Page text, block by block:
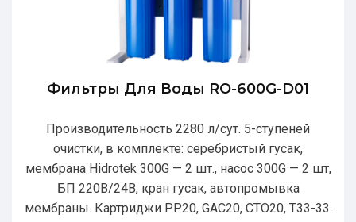
Фильтры Для Воды RO-600G-D01
Производительность 2280 л/сут. 5-ступеней
очистки, в комплекте: серебристый гусак,
мембрана Hidrotek 300G — 2 шт., насос 300G — 2 шт,
БП 220В/24В, кран гусак, автопромывка
мембраны. Картриджи РР20, GAC20, CTO20, T33-33.